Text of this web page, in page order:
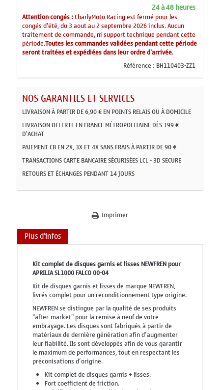
24 à 48 heures
Attention congés :CharlyMoto Racing est fermé pour les
congés d'été, du 3 aout au 2 septembre 2026 inclus. Aucun
traitement de commande, ni support technique pendant cette
période.Toutes les commandes validées pendant cette période
seront traitées et expédiées dans leur ordre d'arrivée.
Référence : BH110403-ZZ1
NOS GARANTIES ET SERVICES
LIVRAISON À PARTIR DE 6,90 € EN POINTS RELAIS OU À DOMICILE
LIVRAISON OFFERTE EN FRANCE MÉTROPOLITAINE DÈS 199 €
D'ACHAT
PAIEMENT CB EN 2X, 3X ET 4X SANS FRAIS À PARTIR DE 90 €
TRANSACTIONS CARTE BANCAIRE SÉCURISÉES LCL - 3D SECURE
RETOURS ET ÉCHANGES PENDANT 14 JOURS
Imprimer
Plus d'infos
Kit complet de disques garnis et lisses NEWFREN pour
APRILIA SL1000 FALCO 00-04
Kit de disques garnis et lisses de marque NEWFREN,
livrés complet pour un reconditionnement type origine.
NEWFREN se distingue par la qualité de ses produits
"after-market" pour la remise à neuf de votre
embrayage. Les disques sont fabriqués à partir de
matériaux de dernière génération afin d’augmenter
leur fiabilité. Ils sont développés afin de vous garantir
le maximum de performances, tout en respectant les
préconisations d’origine.
Kit complet de disques garnis + lisses.
Fort coefficient de friction.